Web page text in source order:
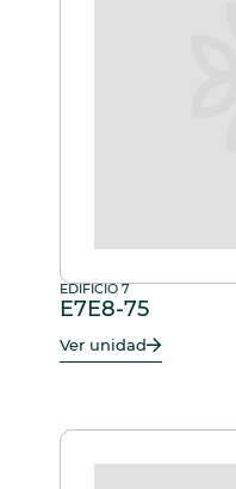
EDIFICIO 7
E7E8-75
Ver unidad